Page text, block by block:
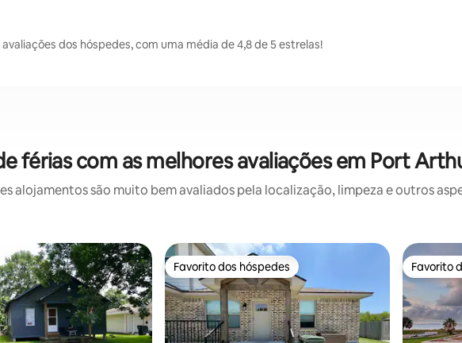
dos hóspedes, com uma média de 4,8 de 5 estrelas!
férias com as melhores avaliações em Port
alojamentos são muito bem avaliados pela localização, limpeza e outros
Favorito dos hóspedes
Favorito dos hóspedes Favorito
Favorito